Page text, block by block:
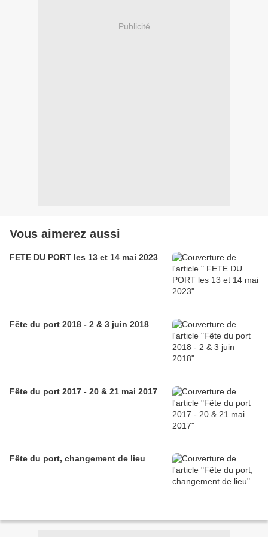
Publicité
Vous aimerez aussi
FETE DU PORT les 13 et 14 mai 2023
Fête du port 2018 - 2 & 3 juin 2018
Fête du port 2017 - 20 & 21 mai 2017
Fête du port, changement de lieu